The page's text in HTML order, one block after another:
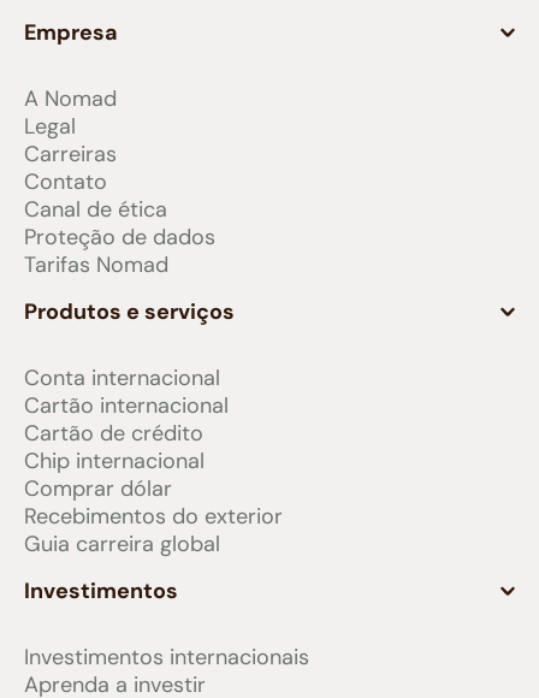
Empresa
A Nomad
Legal
Carreiras
Contato
Canal de ética
Proteção de dados
Tarifas Nomad
Produtos e serviços
Conta internacional
Cartão internacional
Cartão de crédito
Chip internacional
Comprar dólar
Recebimentos do exterior
Guia carreira global
Investimentos
Investimentos internacionais
Aprenda a investir